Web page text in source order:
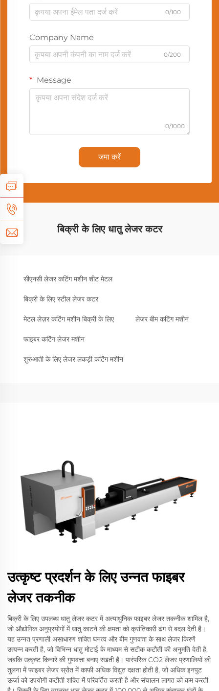
0/100
Company Name
0/200
Message
0/1000
जमा करें
बिक्री के लिए धातु लेजर कटर
सीएनसी लेजर कटिंग मशीन शीट मेटल
बिक्री के लिए स्टील लेजर कटर
मेटल लेज़र कटिंग मशीन बिक्री के लिए लेजर बीम कटिंग मशीन
फाइबर कटिंग लेजर मशीन
शुरुआती के लिए लेजर लकड़ी कटिंग मशीन
उत्कृष्ट प्रदर्शन के लिए उन्नत फाइबर
लेजर तकनीक
बिक्री के लिए उपलब्ध धातु लेजर कटर में अत्याधुनिक फाइबर लेजर तकनीक शामिल है,
जो औद्योगिक अनुप्रयोगों में धातु काटने की क्षमता को क्रांतिकारी ढंग से बदल देती है।
यह उन्नत प्रणाली असाधारण शक्ति घनत्व और बीम गुणवत्ता के साथ लेजर किरणें
उत्पन्न करती है, जो विभिन्न धातु मोटाई के माध्यम से सटीक कटौती की अनुमति देती है,
जबकि उत्कृष्ट किनारे की गुणवत्ता बनाए रखती है। पारंपरिक CO2 लेजर प्रणालियों की
तुलना में फाइबर लेजर स्रोत में काफी अधिक विद्युत दक्षता होती है, जो अधिक इनपुट
ऊर्जा को उपयोगी कटौती शक्ति में परिवर्तित करती है और संचालन लागत को कम करती